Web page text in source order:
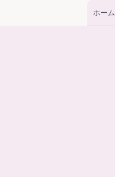
ホーム